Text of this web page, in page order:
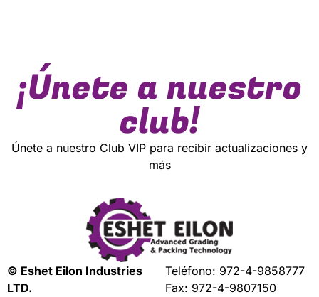
¡Únete a nuestro
club!
Únete a nuestro Club VIP para recibir actualizaciones y
más
© Eshet Eilon Industries
LTD.
Teléfono: 972-4-9858777
Fax: 972-4-9807150